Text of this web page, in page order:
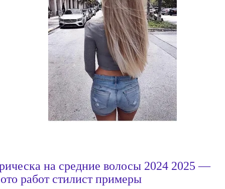
на средние волосы 2024 2025 —
работ стилист примеры